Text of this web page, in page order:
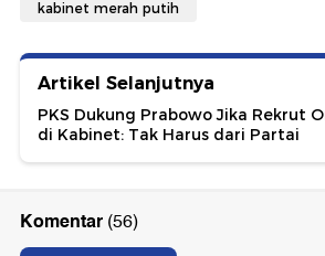
kabinet merah putih
Artikel Selanjutnya
PKS Dukung Prabowo Jika Rekrut
di Kabinet: Tak Harus dari Partai